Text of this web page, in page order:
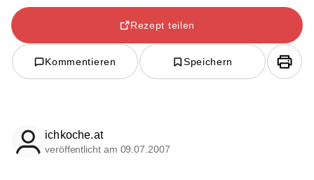
Rezept teilen
Kommentieren Speichern
ichkoche.at
veröffentlicht am 09.07.2007